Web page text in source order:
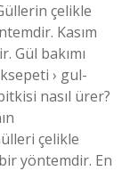
çelikle
Kasım
Gül bakımı
› gul-
nasıl ürer?
çelikle
yöntemdir. En